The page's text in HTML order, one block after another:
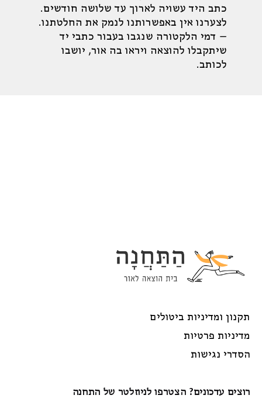
כתב היד עשויה לארוך עד שלושה חודשים.
לצערנו אין באפשרותנו לנמק את החלטתנו.
– דמי הלקטורה שנגבו בעבור כתבי יד
שיתקבלו להוצאה ויראו בה אור, יושבו
לכותב.
תקנון ומדיניות ביטולים
מדיניות פרטיות
הסדרי נגישות
רוצים עדכונים? הצטרפו לניוזלטר של התחנה